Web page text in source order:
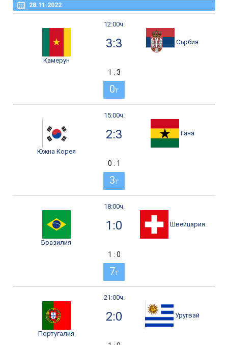
28.11.2022
12:00ч.
Камерун
3:3 Сърбия
1 : 3
0т
15:00ч.
Южна Корея
2:3 Гана
0 : 1
3т
18:00ч.
Бразилия
1:0 Швейцария
1 : 0
7т
21:00ч.
Португалия
2:0 Уругвай